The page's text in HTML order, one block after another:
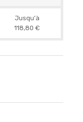
Jusqu'à
118,80 €